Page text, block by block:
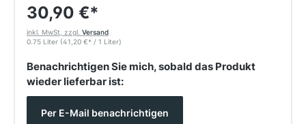
30,90 €*
inkl. MwSt, zzgl. Versand
0.75 Liter (41,20 €* / 1 Liter)
Benachrichtigen Sie mich, sobald das Produkt
wieder lieferbar ist:
Per E-Mail benachrichtigen